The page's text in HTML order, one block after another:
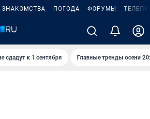
ЗНАКОМСТВА ПОГОДА ФОРУМЫ
сдадут к 1 сентября Главные тренды осени